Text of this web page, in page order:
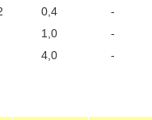
0,4
-
1,0
-
4,0 -